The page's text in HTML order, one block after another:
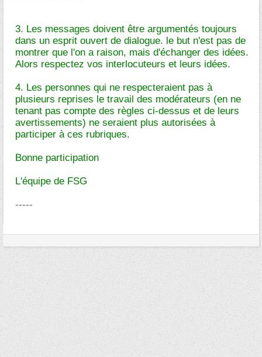
3. Les messages doivent être argumentés toujours
dans un esprit ouvert de dialogue. le but n'est pas de
montrer que l'on a raison, mais d'échanger des idées.
Alors respectez vos interlocuteurs et leurs idées.
4. Les personnes qui ne respecteraient pas à
plusieurs reprises le travail des modérateurs (en ne
tenant pas compte des règles ci-dessus et de leurs
avertissements) ne seraient plus autorisées à
participer à ces rubriques.
Bonne participation
L'équipe de FSG
-----